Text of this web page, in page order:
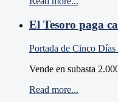
El Tesoro paga
Portada de Cinco
Vende en subasta
Read more...